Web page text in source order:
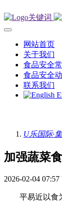
网站首页
关于我们
食品安全
食品安全
联系我们
U乐国际·
加强蔬菜
2026-02-04 07:57
平易近以食为